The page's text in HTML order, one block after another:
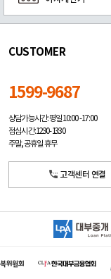
CUSTOMER
1599-9687
상담가능시간: 평일10:00 -17:00
점심시간: 12:30 - 13:30
주말, 공휴일 휴무
고객센터 연결